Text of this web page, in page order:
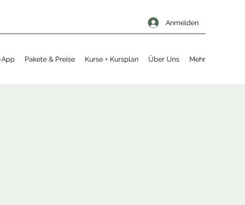
Anmelden
Pakete & Preise Kurse + Kursplan Über Uns Mehr